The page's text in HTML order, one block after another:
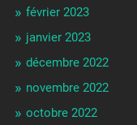
février 2023
janvier 2023
décembre 2022
novembre 2022
octobre 2022